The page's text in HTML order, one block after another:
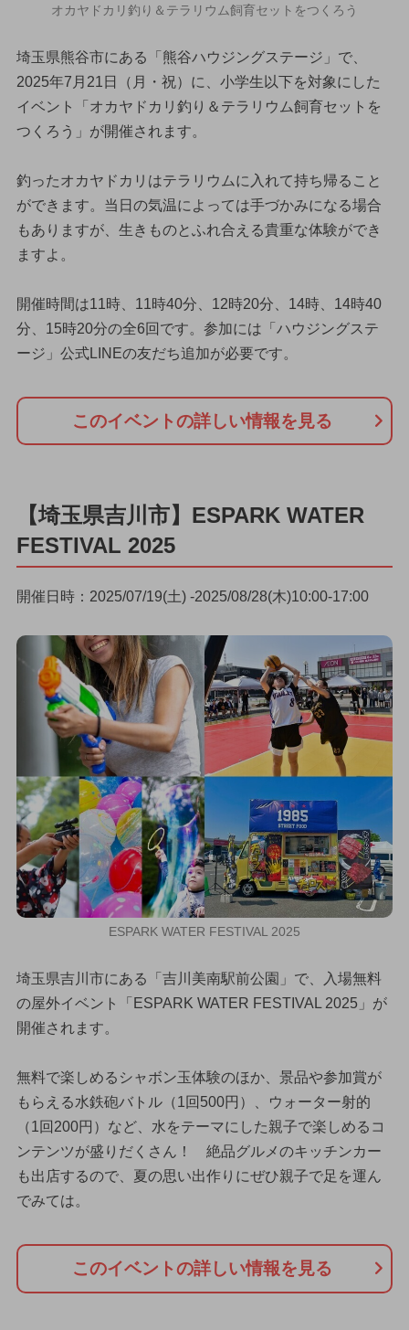
オカヤドカリ釣り＆テラリウム飼育セットをつくろう
埼玉県熊谷市にある「熊谷ハウジングステージ」で、
2025年7月21日（月・祝）に、小学生以下を対象にした
イベント「オカヤドカリ釣り＆テラリウム飼育セットを
つくろう」が開催されます。
釣ったオカヤドカリはテラリウムに入れて持ち帰ること
ができます。当日の気温によっては手づかみになる場合
もありますが、生きものとふれ合える貴重な体験ができ
ますよ。
開催時間は11時、11時40分、12時20分、14時、14時40
分、15時20分の全6回です。参加には「ハウジングステ
ージ」公式LINEの友だち追加が必要です。
このイベントの詳しい情報を見る
【埼玉県吉川市】ESPARK WATER
FESTIVAL 2025
開催日時：2025/07/19(土) -2025/08/28(木)10:00-17:00
ESPARK WATER FESTIVAL 2025
埼玉県吉川市にある「吉川美南駅前公園」で、入場無料
の屋外イベント「ESPARK WATER FESTIVAL 2025」が
開催されます。
無料で楽しめるシャボン玉体験のほか、景品や参加賞が
もらえる水鉄砲バトル（1回500円）、ウォーター射的
（1回200円）など、水をテーマにした親子で楽しめるコ
ンテンツが盛りだくさん！ 絶品グルメのキッチンカー
も出店するので、夏の思い出作りにぜひ親子で足を運ん
でみては。
このイベントの詳しい情報を見る